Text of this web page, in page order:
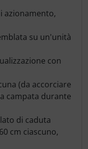
azionamento,
su un'unità
con
(da accorciare
campata durante
di caduta
cm ciascuno,